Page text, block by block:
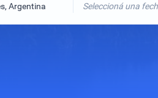
Argentina
Seleccioná una